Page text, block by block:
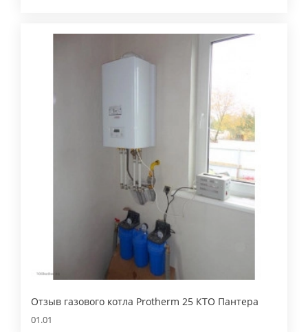
Отзыв газового котла Protherm 25 КТО Пантера
01.01